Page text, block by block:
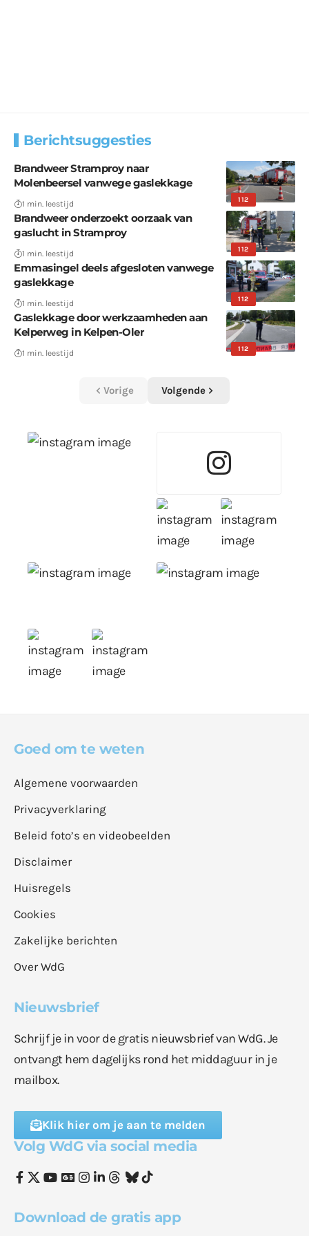
Berichtsuggesties
112
Brandweer Stramproy naar
Molenbeersel vanwege gaslekkage
1 min. leestijd
112
Brandweer onderzoekt oorzaak van
gaslucht in Stramproy
1 min. leestijd
112
Emmasingel deels afgesloten vanwege
gaslekkage
1 min. leestijd
112
Gaslekkage door werkzaamheden aan
Kelperweg in Kelpen-Oler
1 min. leestijd
Vorige Volgende
Goed om te weten
Algemene voorwaarden
Privacyverklaring
Beleid foto’s en videobeelden
Disclaimer
Huisregels
Cookies
Zakelijke berichten
Over WdG
Nieuwsbrief
Schrijf je in voor de gratis nieuwsbrief van WdG. Je
ontvangt hem dagelijks rond het middaguur in je
mailbox.
Klik hier om je aan te melden
Volg WdG via social media
Download de gratis app